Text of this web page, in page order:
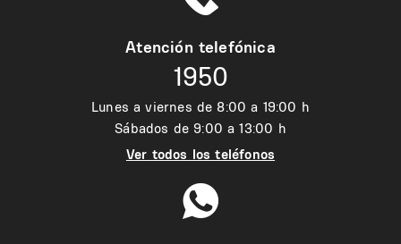
Atención telefónica
1950
Lunes a viernes de 8:00 a 19:00 h
Sábados de 9:00 a 13:00 h
Ver todos los teléfonos